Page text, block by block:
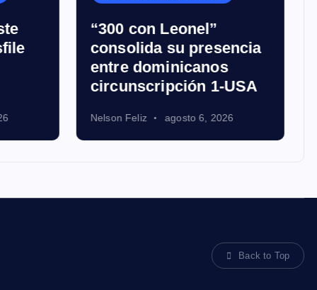
“300 con Leonel”
consolida su presencia
entre dominicanos
circunscripción 1-USA
Nelson Feliz agosto 6, 2026
Back to Top